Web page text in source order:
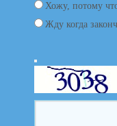
Хожу, потому
Жду когда